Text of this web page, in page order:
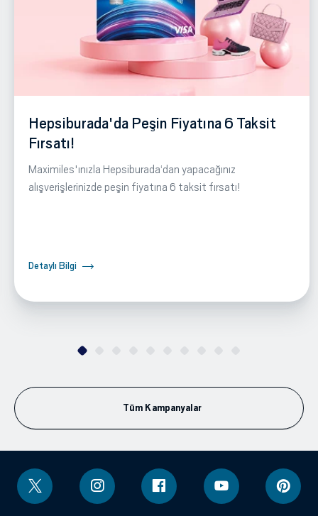
Hepsiburada'da Peşin Fiyatına 6 Taksit
Fırsatı!
Maximiles'ınızla Hepsiburada‘dan yapacağınız
alışverişlerinizde peşin fiyatına 6 taksit fırsatı!
Detaylı Bilgi
Tüm Kampanyalar